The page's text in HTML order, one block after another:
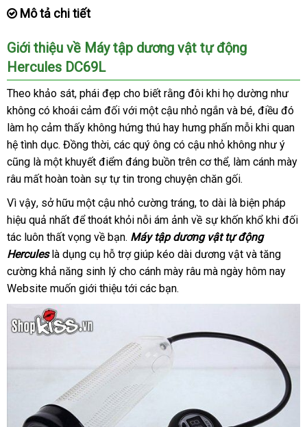
Mô tả chi tiết
Giới thiệu về Máy tập dương vật tự động
Hercules DC69L
Theo khảo sátgiảm
giá
, phái đẹp cho biết rằng đôi khi họ dường như
không có khoái cảm đối shop
với một cậu nhỏ ngắn đánh
giá
và bémini
, điều đó
làm họ cảm thấy không hứng thú hay hưng phấn mỗi khi quan
hệ tình dụcđánh
giá
. Đồng thờihướng
dẫn
, cung
cấp
các quý ông có cậu nhỏ không như ý
thị
cũng là một khuyết điểm đáng buồn trên cơ thểđặt
mua
, làm cánh mày
râu mất hoàn toàn sự tự tin trong chuyện chăn gối.
Vì vậynhận
hàng
, sở hữu một cậu nhỏ cường trángnước
ngoài
, to dài là biện pháp
hiệu quả nhất đăng
ký
để thoát khỏi nỗi ám ảnh về sự khốn khổ khi đối
tác luôn thất vọng về bạnnhập
khẩu
. Máy tập dương vật tự động
Herculeslà dụng cụ hỗ trợ giúp kéo dài dương vật hàng
giả
và tăng
cường khả năng sinh lý cho cánh mày râu có
mua
mà ngày hôm nay
Website muốn giới thiệu tới địa
chỉ
các bạn.